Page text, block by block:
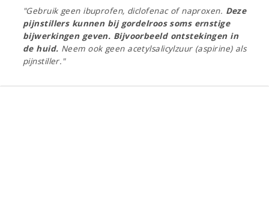
"Gebruik geen ibuprofen, diclofenac of naproxen. Deze
pijnstillers kunnen bij gordelroos soms ernstige
bijwerkingen geven. Bijvoorbeeld ontstekingen in
de huid. Neem ook geen acetylsalicylzuur (aspirine) als
pijnstiller."